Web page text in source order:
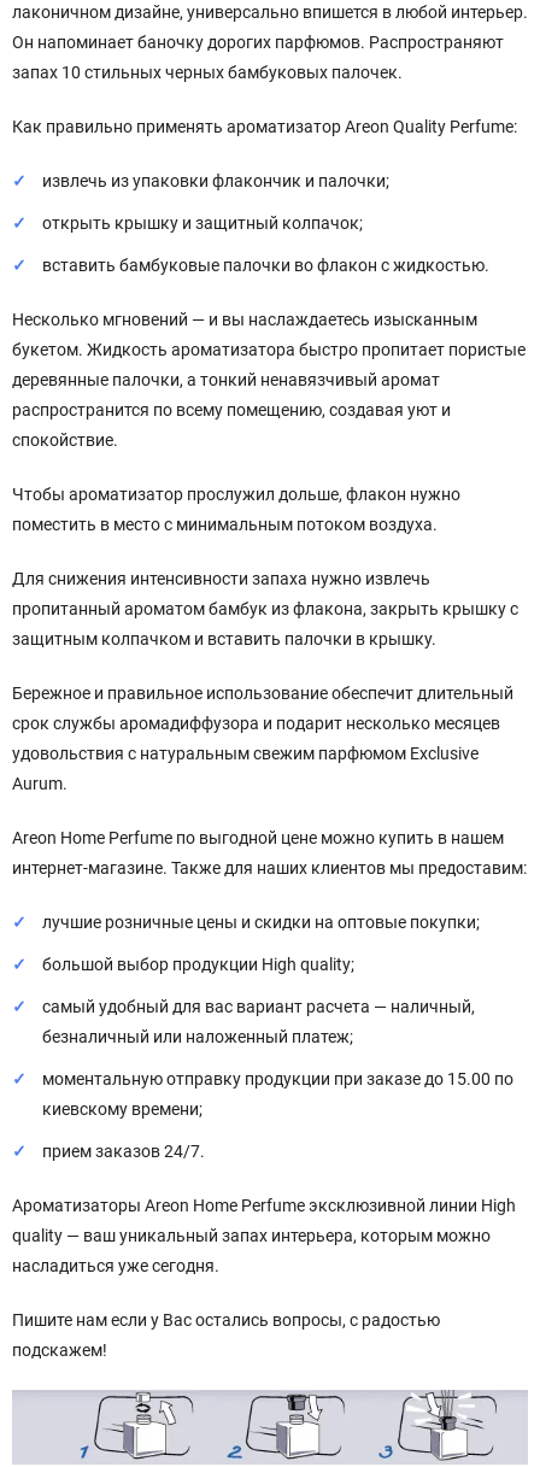
лаконичном дизайне, универсально впишется в любой интерьер.
Он напоминает баночку дорогих парфюмов. Распространяют
запах 10 стильных черных бамбуковых палочек.
Как правильно применять ароматизатор Areon Quality Perfume:
извлечь из упаковки флакончик и палочки;
открыть крышку и защитный колпачок;
вставить бамбуковые палочки во флакон с жидкостью.
Несколько мгновений — и вы наслаждаетесь изысканным
букетом. Жидкость ароматизатора быстро пропитает пористые
деревянные палочки, а тонкий ненавязчивый аромат
распространится по всему помещению, создавая уют и
спокойствие.
Чтобы ароматизатор прослужил дольше, флакон нужно
поместить в место с минимальным потоком воздуха.
Для снижения интенсивности запаха нужно извлечь
пропитанный ароматом бамбук из флакона, закрыть крышку с
защитным колпачком и вставить палочки в крышку.
Бережное и правильное использование обеспечит длительный
срок службы аромадиффузора и подарит несколько месяцев
удовольствия с натуральным свежим парфюмом Exclusive
Aurum.
Areon Home Perfume по выгодной цене можно купить в нашем
интернет-магазине. Также для наших клиентов мы предоставим:
лучшие розничные цены и скидки на оптовые покупки;
большой выбор продукции High quality;
самый удобный для вас вариант расчета — наличный,
безналичный или наложенный платеж;
моментальную отправку продукции при заказе до 15.00 по
киевскому времени;
прием заказов 24/7.
Ароматизаторы Areon Home Perfume эксклюзивной линии High
quality — ваш уникальный запах интерьера, которым можно
насладиться уже сегодня.
Пишите нам если у Вас остались вопросы, с радостью
подскажем!